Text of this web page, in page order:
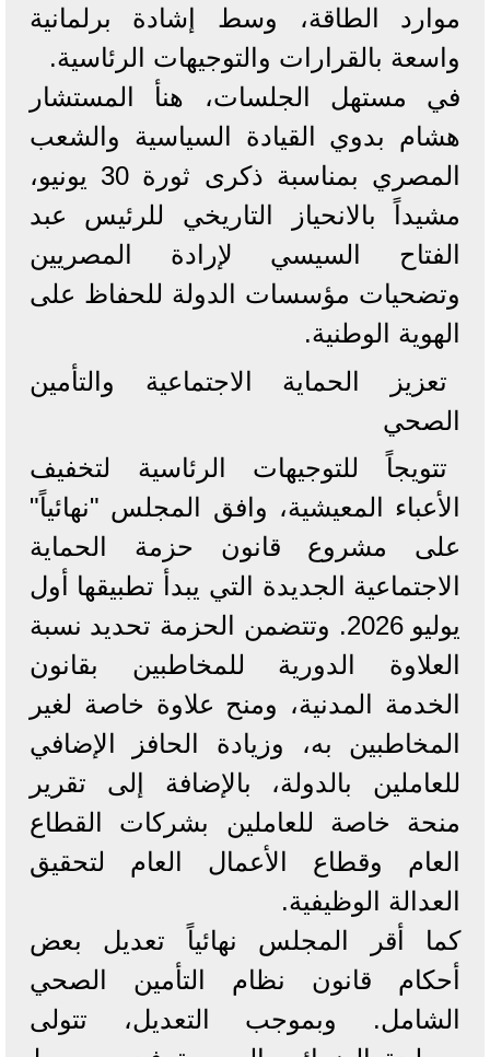
موارد الطاقة، وسط إشادة برلمانية
واسعة بالقرارات والتوجيهات الرئاسية.
​في مستهل الجلسات، هنأ المستشار
هشام بدوي القيادة السياسية والشعب
المصري بمناسبة ذكرى ثورة 30 يونيو،
مشيداً بالانحياز التاريخي للرئيس عبد
الفتاح السيسي لإرادة المصريين
وتضحيات مؤسسات الدولة للحفاظ على
الهوية الوطنية.
​تعزيز الحماية الاجتماعية والتأمين
الصحي
​تتويجاً للتوجيهات الرئاسية لتخفيف
الأعباء المعيشية، وافق المجلس "نهائياً"
على مشروع قانون حزمة الحماية
الاجتماعية الجديدة التي يبدأ تطبيقها أول
يوليو 2026. وتتضمن الحزمة تحديد نسبة
العلاوة الدورية للمخاطبين بقانون
الخدمة المدنية، ومنح علاوة خاصة لغير
المخاطبين به، وزيادة الحافز الإضافي
للعاملين بالدولة، بالإضافة إلى تقرير
منحة خاصة للعاملين بشركات القطاع
العام وقطاع الأعمال العام لتحقيق
العدالة الوظيفية.
​كما أقر المجلس نهائياً تعديل بعض
أحكام قانون نظام التأمين الصحي
الشامل. وبموجب التعديل، تتولى